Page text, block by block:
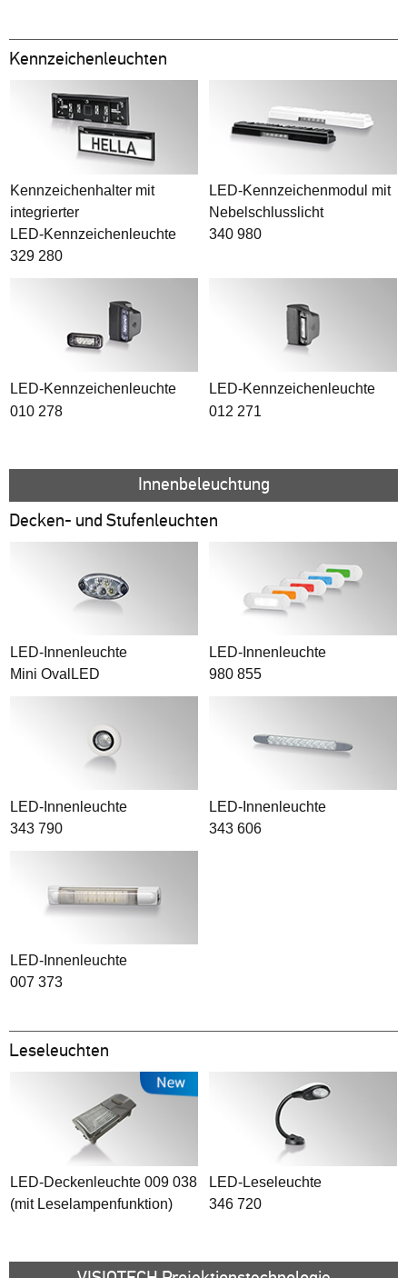
Kennzeichenleuchten
Kennzeichenhalter mit
integrierter
LED-Kennzeichenleuchte
329 280
LED-Kennzeichenmodul mit
Nebelschlusslicht
340 980
LED-Kennzeichenleuchte
010 278
LED-Kennzeichenleuchte
012 271
Innenbeleuchtung
Decken- und Stufenleuchten
LED-Innenleuchte
Mini OvalLED
LED-Innenleuchte
980 855
LED-Innenleuchte
343 790
LED-Innenleuchte
343 606
LED-Innenleuchte
007 373
Leseleuchten
LED-Deckenleuchte 009 038
(mit Leselampenfunktion)
LED-Leseleuchte
346 720